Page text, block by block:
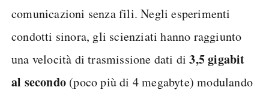
comunicazioni senza fili. Negli esperimenti
condotti sinora, gli scienziati hanno raggiunto
una velocità di trasmissione dati di3,5 gigabit
al secondo (poco più di 4 megabyte) modulando